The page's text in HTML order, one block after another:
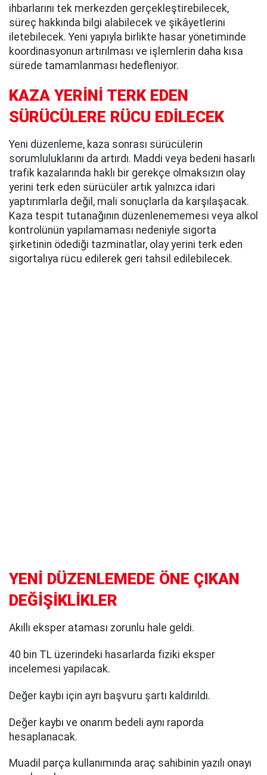
ihbarlarını tek merkezden gerçekleştirebilecek,
süreç hakkında bilgi alabilecek ve şikâyetlerini
iletebilecek. Yeni yapıyla birlikte hasar yönetiminde
koordinasyonun artırılması ve işlemlerin daha kısa
sürede tamamlanması hedefleniyor.
KAZA YERİNİ TERK EDEN
SÜRÜCÜLERE RÜCU EDİLECEK
Yeni düzenleme, kaza sonrası sürücülerin
sorumluluklarını da artırdı. Maddi veya bedeni hasarlı
trafik kazalarında haklı bir gerekçe olmaksızın olay
yerini terk eden sürücüler artık yalnızca idari
yaptırımlarla değil, mali sonuçlarla da karşılaşacak.
Kaza tespit tutanağının düzenlenememesi veya alkol
kontrolünün yapılamaması nedeniyle sigorta
şirketinin ödediği tazminatlar, olay yerini terk eden
sigortalıya rücu edilerek geri tahsil edilebilecek.
YENİ DÜZENLEMEDE ÖNE ÇIKAN
DEĞİŞİKLİKLER
Akıllı eksper ataması zorunlu hale geldi.
40 bin TL üzerindeki hasarlarda fiziki eksper
incelemesi yapılacak.
Değer kaybı için ayrı başvuru şartı kaldırıldı.
Değer kaybı ve onarım bedeli aynı raporda
hesaplanacak.
Muadil parça kullanımında araç sahibinin yazılı onayı